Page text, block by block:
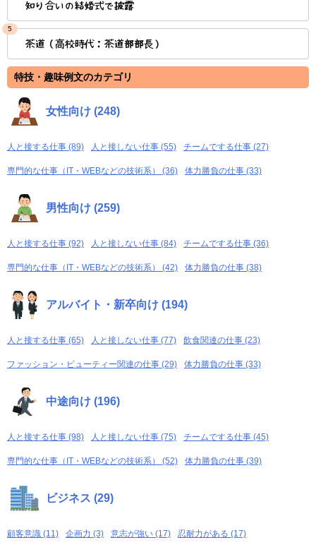
知り合いの結婚式で披露
5
茶道（高校時代：茶道部部長）
特技・趣味例文のカテゴリ
女性向け (248)
人と接する仕事 (89) 人と接しない仕事 (55) チームでする仕事 (27)
専門的な仕事（IT・WEBなどの技術系） (36) 体力勝負の仕事 (33)
男性向け (259)
人と接する仕事 (92) 人と接しない仕事 (84) チームでする仕事 (36)
専門的な仕事（IT・WEBなどの技術系） (42) 体力勝負の仕事 (38)
アルバイト・新卒向け (194)
人と接する仕事 (65) 人と接しない仕事 (77) 飲食関連の仕事 (23)
ファッション・ビューティー関連の仕事 (29) 体力勝負の仕事 (33)
中途向け (196)
人と接する仕事 (98) 人と接しない仕事 (75) チームでする仕事 (45)
専門的な仕事（IT・WEBなどの技術系） (52) 体力勝負の仕事 (39)
ビジネス (29)
顧客意識 (11) 企画力 (3) 意志が強い (17) 忍耐力がある (17)